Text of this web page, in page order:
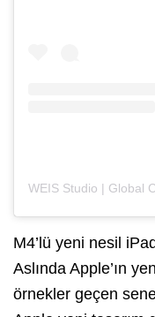
M4’lü yeni nesil
Aslında Apple’ın
örnekler geçen